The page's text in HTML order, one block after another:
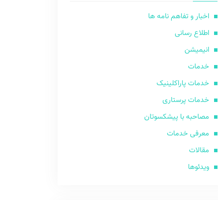
اخبار و تفاهم نامه ها
اطلاع رسانی
انیمیشن
خدمات
خدمات پاراکلینیک
خدمات پرستاری
مصاحبه با پیشکسوتان
معرفی خدمات
مقالات
ویدئوها